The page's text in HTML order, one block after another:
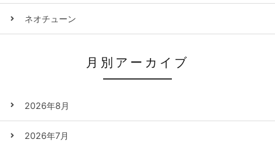
ネオチューン
月別アーカイブ
2026年8月
2026年7月